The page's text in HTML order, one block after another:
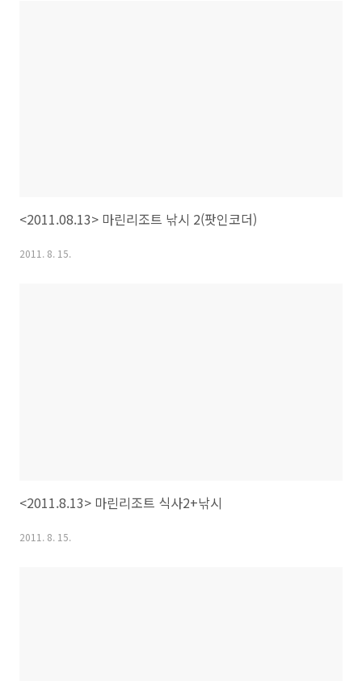
<2011.08.13> 마린리조트 낚시 2(팟인코더)
2011. 8. 15.
<2011.8.13> 마린리조트 식사2+낚시
2011. 8. 15.